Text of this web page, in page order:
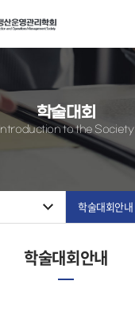
학술대회
Introduction to the Society
학술대회안내
학술대회안내